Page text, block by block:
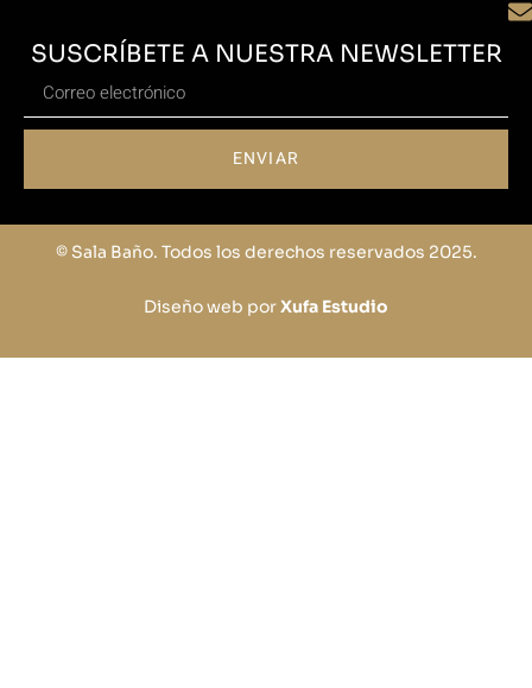
SUSCRÍBETE A NUESTRA NEWSLETTER
ENVIAR
© Sala Baño. Todos los derechos reservados 2025.
Diseño web porXufa Estudio